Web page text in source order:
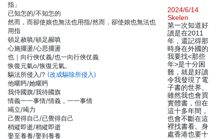
指」
已知怎的/不知怎的
然而，而卻使娘也無法也用指/然而，卻使娘也無法也
用指
頓足赦嗔/頓足赧嗔
心施擺盪/心思擺盪
也｜向行俠仗義/也一向行俠仗義
恢復元氣о/恢復元氣。
驅法所侵入/? (改成驅除所侵入)
他暱眄/她暱眄
我侍國旗/我待國旗
情義一一事情/情義，一一事情
竭立/竭力
己覺得自己/已覺得自己
梢縱即逝/稍縱即逝
娶至養養/娶到養養
2024/6/14
Skelen
第一次知道好
讀是在2011
年，還記得那
時身在外國的
我要找<那些
年>是十分困
難，就是好讀
令我發現了電
子書的世界。
雖然我也會買
實體書，但在
這十多年間，
也會不斷在這
裡找書看。身
處香港也要十